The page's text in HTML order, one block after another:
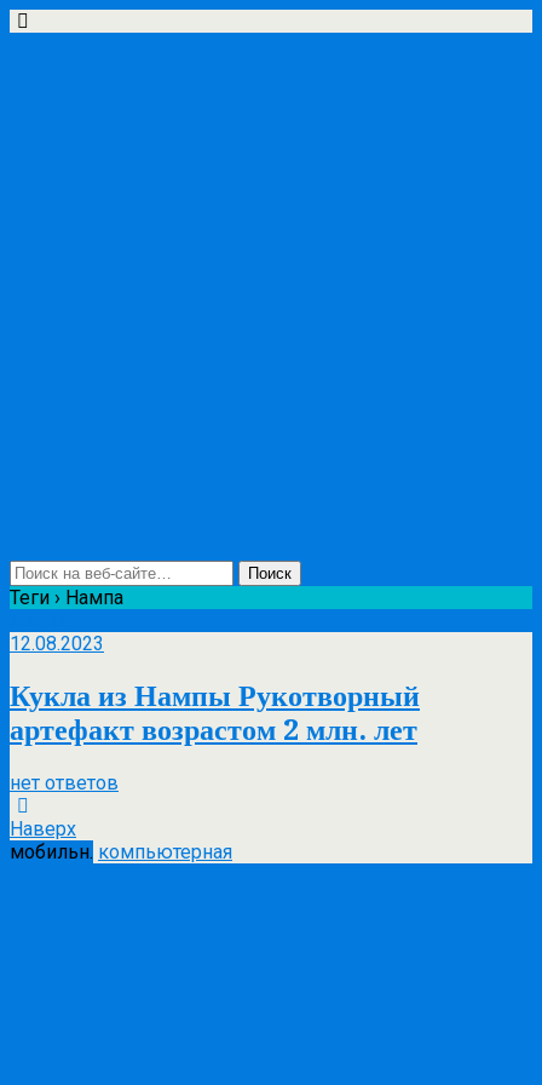
Теги › Нампа
12.08.2023
Кукла из Нампы Рукотворный
артефакт возрастом 2 млн. лет
нет ответов
Наверх
мобильн. компьютерная